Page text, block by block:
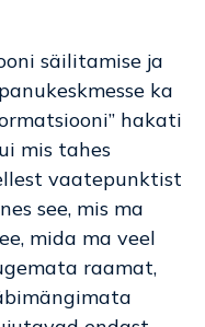
säilitamise ja
ka
hakati
mis tahes
vaatepunktist
see, mis ma
mida ma veel
raamat,